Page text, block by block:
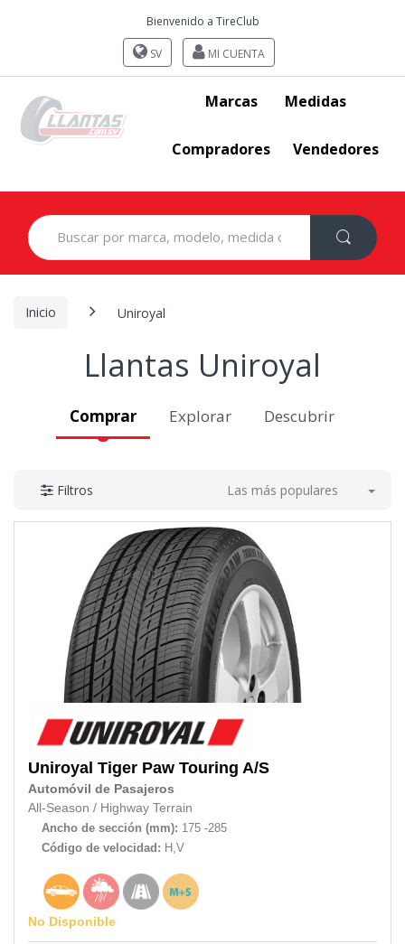
Bienvenido a TireClub
SV MI CUENTA
Marcas Medidas
Compradores Vendedores
Search
for:
Inicio Uniroyal
Llantas Uniroyal
Comprar Explorar Descubrir
Filtros Las más populares
Uniroyal Tiger Paw Touring A/S
Automóvil de Pasajeros
All-Season / Highway Terrain
Ancho de sección (mm): 175 -285
Código de velocidad: H,V
No Disponible